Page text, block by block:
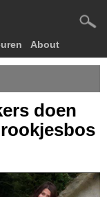
About
doen